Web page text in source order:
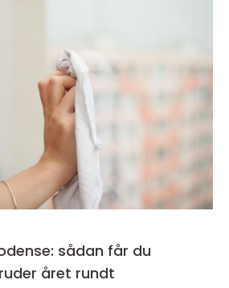
sådan får du
året rundt